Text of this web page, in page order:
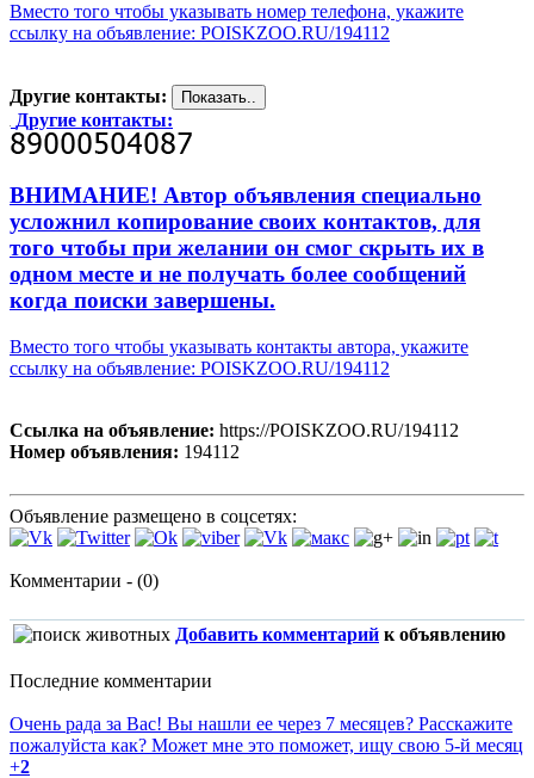
Вместо того чтобы указывать номер телефона, укажите
ссылку на объявление: POISKZOO.RU/194112
Другие контакты:
Другие контакты:
ВНИМАНИЕ! Автор объявления специально
усложнил копирование своих контактов, для
того чтобы при желании он смог скрыть их в
одном месте и не получать более сообщений
когда поиски завершены.
Вместо того чтобы указывать контакты автора, укажите
ссылку на объявление: POISKZOO.RU/194112
Ссылка на объявление: https://POISKZOO.RU/194112
Номер объявления: 194112
Объявление размещено в соцсетях:
Комментарии - (0)
Добавить комментарий к объявлению
Последние комментарии
Очень рада за Вас! Вы нашли ее через 7 месяцев? Расскажите
пожалуйста как? Может мне это поможет, ищу свою 5-й месяц
+2